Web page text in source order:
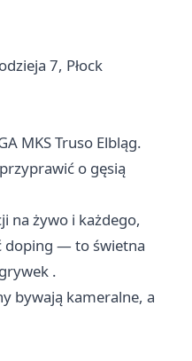
7, Płock
MKS Truso Elbląg.
o gęsią
na żywo i każdego,
doping — to świetna
.
bywają kameralne, a